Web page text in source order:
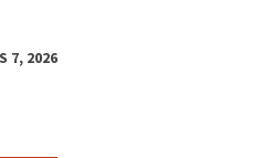
7, 2026